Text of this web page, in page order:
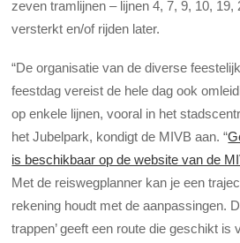
zeven tramlijnen – lijnen 4, 7, 9, 10, 19,
versterkt en/of rijden later.
“De organisatie van de diverse
feestdag vereist de hele dag ook
op enkele lijnen, vooral in het
het Jubelpark, kondigt de MIVB aan. “
is beschikbaar op de website van de
Met de reiswegplanner kan je een
rekening houdt met de aanpassingen.
trappen’ geeft een route die geschikt is